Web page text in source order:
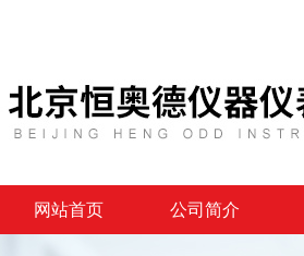
网站首页 公司简介